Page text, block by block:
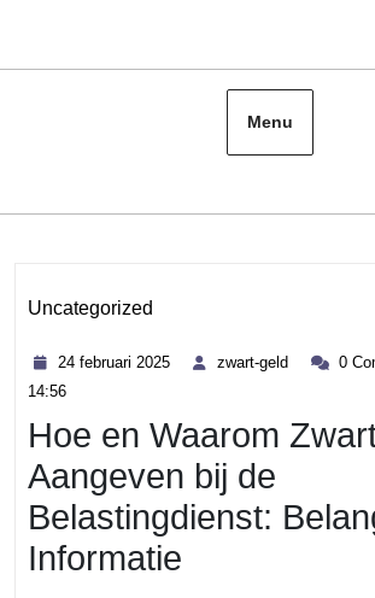
Menu
Uncategorized
24 februari 2025 zwart-geld
zwart- 0
14:56
Hoe en Waarom
Aangeven bij de
Belastingdienst:
Informatie